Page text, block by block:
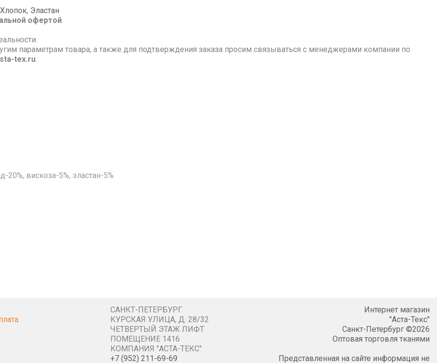
Хлопок, Эластан
офертой.
параметрам товара, а также для подтверждения заказа просим связываться с менеджерами компании по
tex.ru.
20%, вискоза-5%, эластан-5%
САНКТ-ПЕТЕРБУРГ
КУРСКАЯ УЛИЦА, Д. 28/32
ЧЕТВЕРТЫЙ ЭТАЖ ЛИФТ
ПОМЕЩЕНИЕ 1416
КОМПАНИЯ "АСТА-ТЕКС"
+7 (952) 211-69-69
Интернет магазин
"Аста-Текс"
Санкт-Петербург ©2026
Оптовая торговля тканями
Представленная на сайте информация не